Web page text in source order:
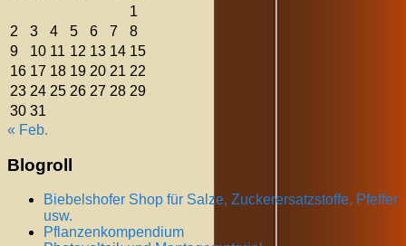
1
2
3 4 5 6 7
8
9
10 11 12 13 14 15
16 17 18 19 20 21 22
23 24 25 26 27 28 29
30 31
« Feb.
Blogroll
Biebelshofer Shop für Salze, Zuckerersatzstoffe, Pfeffer
usw.
Pflanzenkompendium